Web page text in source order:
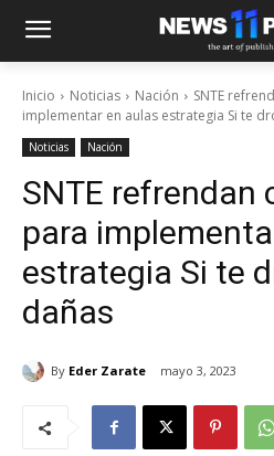
Inicio Noticias Nación
SNTE
implementar en aulas estrategia Si te
Noticias Nación
SNTE refrendan
para
estrategia Si te
dañas
By Eder Zarate mayo 3, 2023